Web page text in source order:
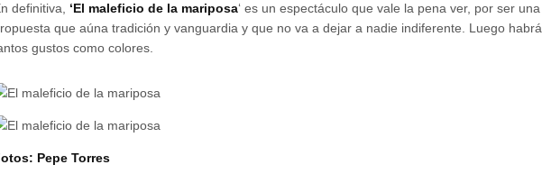
definitiva, ‘El maleficio de la mariposa‘ es un espectáculo que vale la pena ver, por ser una
que aúna tradición y vanguardia y que no va a dejar a nadie indiferente. Luego habrá
gustos como colores.
Pepe Torres